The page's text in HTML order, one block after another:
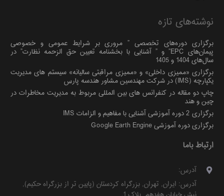
نوشته‌های تازه
برگزاری دوره‌های تخصصی ” مروری بر شرایط عمومی و خصوصی
پیمان‌های EPC” و ” آشنایی با بخشنامه تعیین حق الزحمه نظارت” در
سال‌های 1404 و 1405
برگزاری «ممیزی داخلی» و «ممیزی مراقبتی سالیانه» سیستم های مدیریت
یکپارچه (IMS) در شرکت مهندسین مشاور هندسه پارس
چاپ دو مقاله در کنفرانس های بین المللی مربوط به مدیریت مخاطرات در
چین و هند
برگزاری 2 دوره آموزشی آشنایی با مفاهیم و الزامات IMS
برگزاری دوره آموزشی Google Earth Engine
ارتباط باما
آدرس:
آدرس: ایران, تهران, بزرگراه کردستان (پایین تر از بزرگراه حکیم),